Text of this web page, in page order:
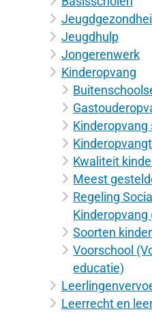
Jeugdhulp
Jongerenwerk
Kinderopvang
Kinderopvang
Kwaliteit
Meest
Regeling
Kinderopvang
Soorten
Voorschool
educatie)
Leerrecht en